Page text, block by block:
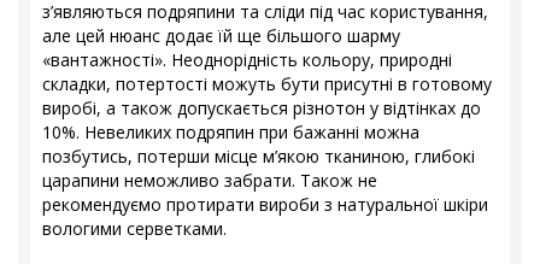
з’являються подряпини та сліди під час користування,
але цей нюанс додає їй ще більшого шарму
«вантажності». Неоднорідність кольору, природні
складки, потертості можуть бути присутні в готовому
виробі, а також допускається різнотон у відтінках до
10%. Невеликих подряпин при бажанні можна
позбутись, потерши місце м’якою тканиною, глибокі
царапини неможливо забрати. Також не
рекомендуємо протирати вироби з натуральної шкіри
вологими серветками.